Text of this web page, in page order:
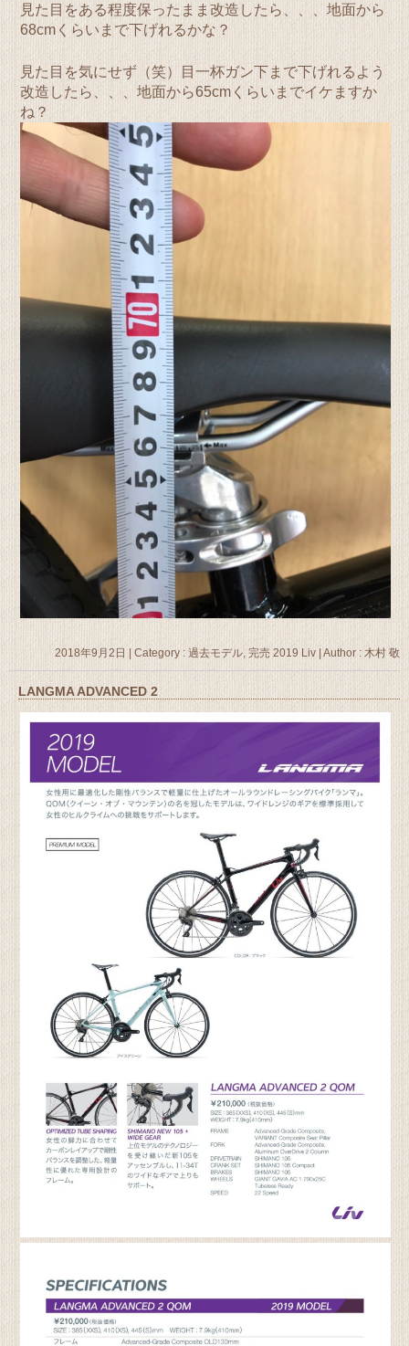
見た目をある程度保ったまま改造したら、、、地面から
68cmくらいまで下げれるかな？
見た目を気にせず（笑）目一杯ガン下まで下げれるよう
改造したら、、、地面から65cmくらいまでイケますか
ね？
2018年9月2日 | Category : 過去モデル, 完売 2019 Liv | Author : 木村 敬
LANGMA ADVANCED 2